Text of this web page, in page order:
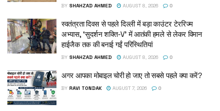
BY SHAHZAD AHMED AUGUST 8, 2026 0
स्वतंत्रता दिवस से पहले दिल्ली में बड़ा काउंटर टेररिज्म
अभ्यास, ‘सुदर्शन शक्ति-V’ में आतंकी हमले से लेकर विमान
हाईजैक तक की बनाई गईं परिस्थितियां
BY SHAHZAD AHMED AUGUST 8, 2026 0
अगर आपका मोबाइल चोरी हो जाए तो सबसे पहले क्या करें?
BY RAVI TONDAK AUGUST 7, 2026 0